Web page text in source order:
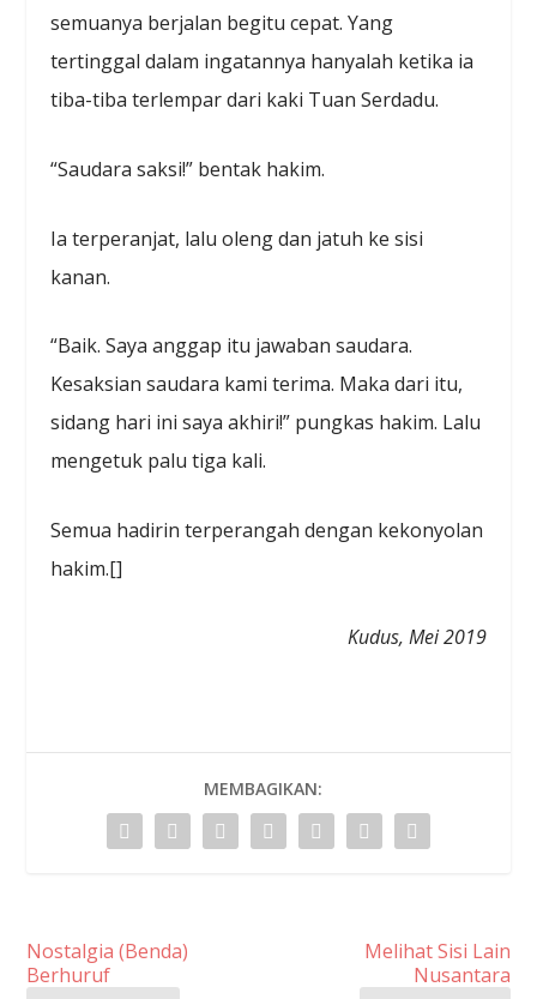
semuanya berjalan begitu cepat. Yang
tertinggal dalam ingatannya hanyalah ketika ia
tiba-tiba terlempar dari kaki Tuan Serdadu.
“Saudara saksi!” bentak hakim.
Ia terperanjat, lalu oleng dan jatuh ke sisi
kanan.
“Baik. Saya anggap itu jawaban saudara.
Kesaksian saudara kami terima. Maka dari itu,
sidang hari ini saya akhiri!” pungkas hakim. Lalu
mengetuk palu tiga kali.
Semua hadirin terperangah dengan kekonyolan
hakim.[]
Kudus, Mei 2019
MEMBAGIKAN:
Nostalgia (Benda)
Berhuruf
Melihat Sisi Lain
Nusantara